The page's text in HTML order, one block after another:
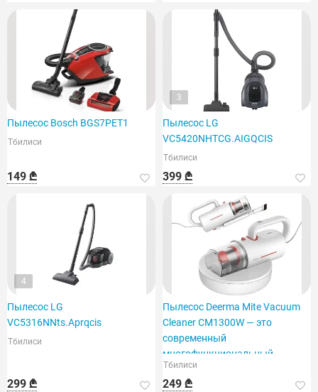
Пылесос Bosch BGS7PET1
Тбилиси
149 ₾
3
Пылесос LG
VC5420NHTCG.AIGQCIS
Тбилиси
399 ₾
4
Пылесос LG
VC5316NNts.Aprqcis
Тбилиси
299 ₾
Пылесос Deerma Mite Vacuum
Cleaner CM1300W — это
современный
многофункциональный
пылесос.
Тбилиси
249 ₾